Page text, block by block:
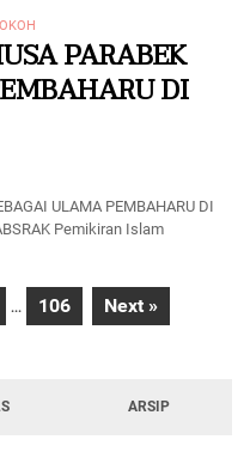
PARABEK
DI
ULAMA PEMBAHARU DI
Pemikiran Islam
... 106 Next »
ARSIP